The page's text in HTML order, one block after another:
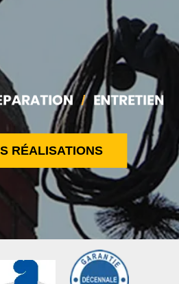
RÉALISATIONS